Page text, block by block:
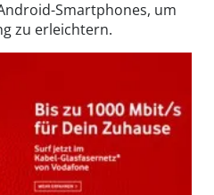
Smartphones, um
zu erleichtern.